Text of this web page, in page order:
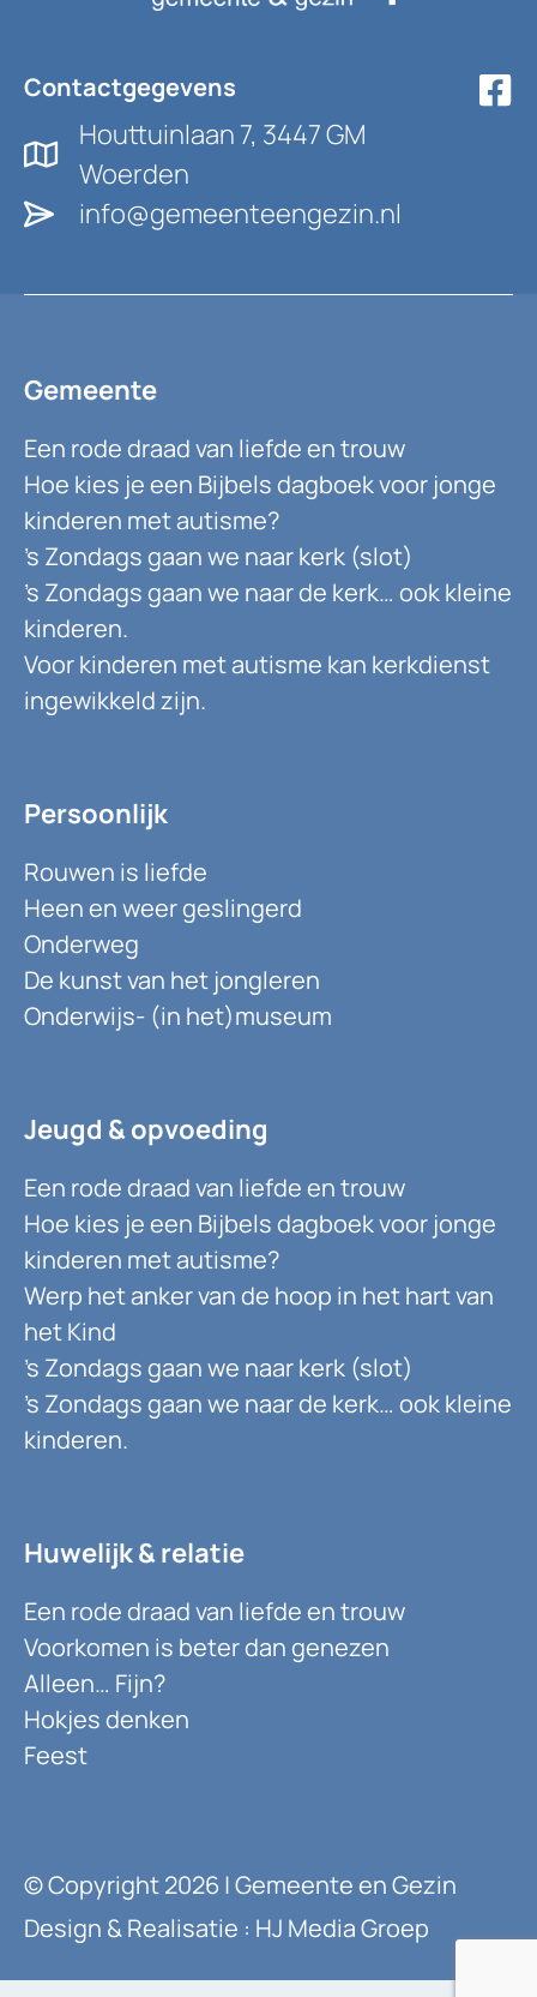
Contactgegevens
Houttuinlaan 7, 3447 GM
Woerden
info@gemeenteengezin.nl
Gemeente
Een rode draad van liefde en trouw
Hoe kies je een Bijbels dagboek voor jonge
kinderen met autisme?
’s Zondags gaan we naar kerk (slot)
’s Zondags gaan we naar de kerk… ook kleine
kinderen.
Voor kinderen met autisme kan kerkdienst
ingewikkeld zijn.
Persoonlijk
Rouwen is liefde
Heen en weer geslingerd
Onderweg
De kunst van het jongleren
Onderwijs- (in het)museum
Jeugd & opvoeding
Een rode draad van liefde en trouw
Hoe kies je een Bijbels dagboek voor jonge
kinderen met autisme?
Werp het anker van de hoop in het hart van
het Kind
’s Zondags gaan we naar kerk (slot)
’s Zondags gaan we naar de kerk… ook kleine
kinderen.
Huwelijk & relatie
Een rode draad van liefde en trouw
Voorkomen is beter dan genezen
Alleen… Fijn?
Hokjes denken
Feest
© Copyright 2026 | Gemeente en Gezin
Design & Realisatie : HJ Media Groep